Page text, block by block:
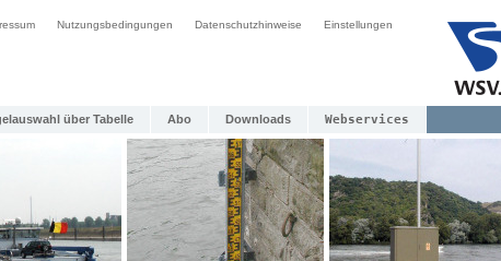
Nutzungsbedingungen Datenschutzhinweise Einstellungen
über Tabelle Abo Downloads Webservices